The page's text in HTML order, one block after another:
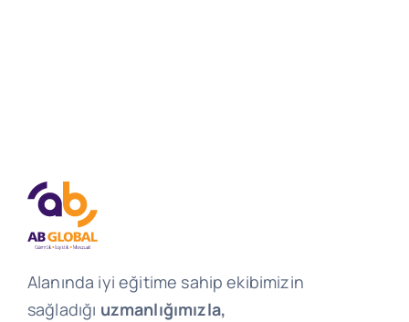
Alanında iyi eğitime sahip ekibimizin
sağladığı uzmanlığımızla,